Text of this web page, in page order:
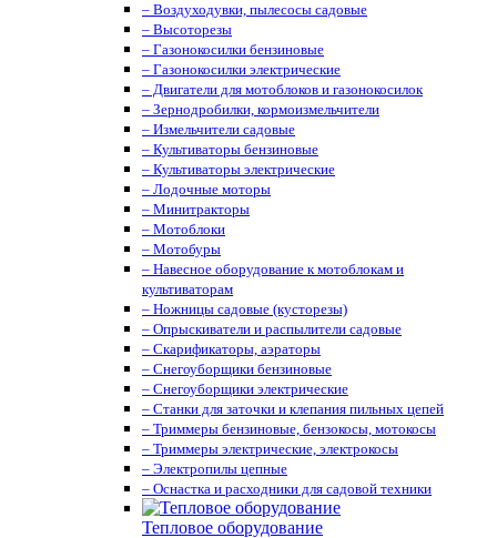
– Воздуходувки, пылесосы садовые
– Высоторезы
– Газонокосилки бензиновые
– Газонокосилки электрические
– Двигатели для мотоблоков и газонокосилок
– Зернодробилки, кормоизмельчители
– Измельчители садовые
– Культиваторы бензиновые
– Культиваторы электрические
– Лодочные моторы
– Минитракторы
– Мотоблоки
– Мотобуры
– Навесное оборудование к мотоблокам и
культиваторам
– Ножницы садовые (кусторезы)
– Опрыскиватели и распылители садовые
– Скарификаторы, аэраторы
– Снегоуборщики бензиновые
– Снегоуборщики электрические
– Станки для заточки и клепания пильных цепей
– Триммеры бензиновые, бензокосы, мотокосы
– Триммеры электрические, электрокосы
– Электропилы цепные
– Оснастка и расходники для садовой техники
Тепловое оборудование